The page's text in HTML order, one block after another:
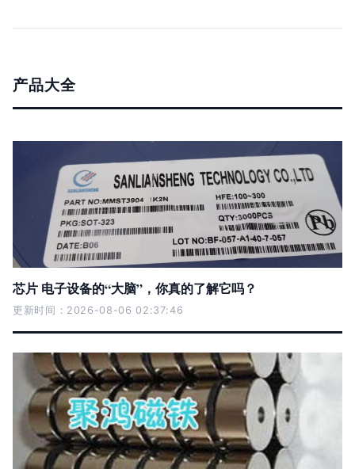
产品大全
芯片 电子设备的“大脑”，你真的了解它吗？
更新时间：2026-08-06 02:37:46